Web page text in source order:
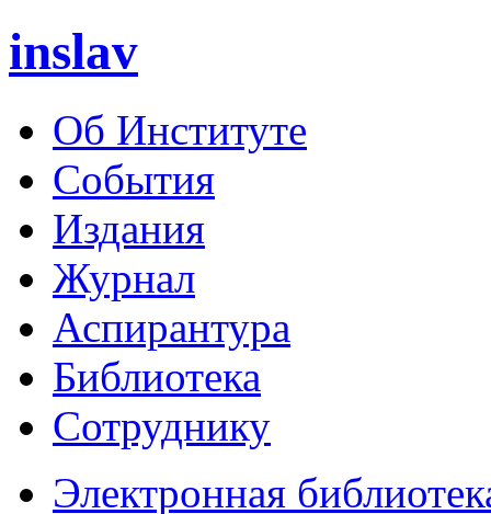
inslav
Об Институте
События
Издания
Журнал
Аспирантура
Библиотека
Сотруднику
Электронная